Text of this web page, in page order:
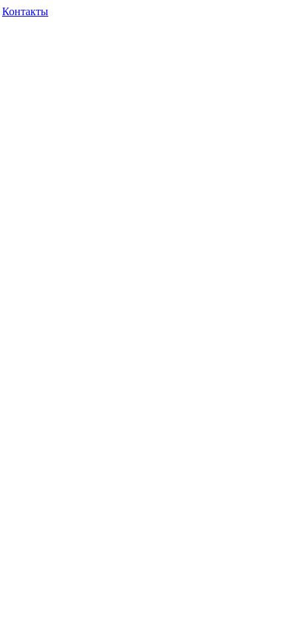
Контакты